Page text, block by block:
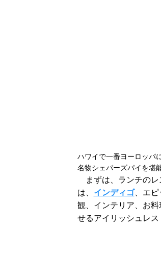
ハワイで一番ヨーロッパ
名物シェパーズパイを堪
まずは、ランチのレ
は、 インディゴ、エピ
観、インテリア、お
せるアイリッシュレス